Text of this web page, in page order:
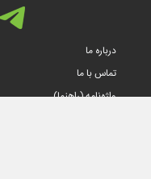
درباره ما
تماس با ما
واژه‌نامه (راهنما)